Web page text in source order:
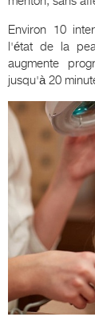
Environ 10
l'état de la
augmente
jusqu'à 20